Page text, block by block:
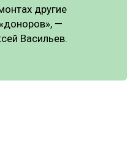
другие
—
Васильев.